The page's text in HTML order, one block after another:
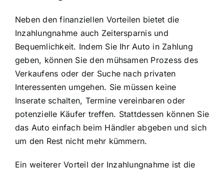
Neben den finanziellen Vorteilen bietet die
Inzahlungnahme auch Zeitersparnis und
Bequemlichkeit. Indem Sie Ihr Auto in Zahlung
geben, können Sie den mühsamen Prozess des
Verkaufens oder der Suche nach privaten
Interessenten umgehen. Sie müssen keine
Inserate schalten, Termine vereinbaren oder
potenzielle Käufer treffen. Stattdessen können Sie
das Auto einfach beim Händler abgeben und sich
um den Rest nicht mehr kümmern.
Ein weiterer Vorteil der Inzahlungnahme ist die